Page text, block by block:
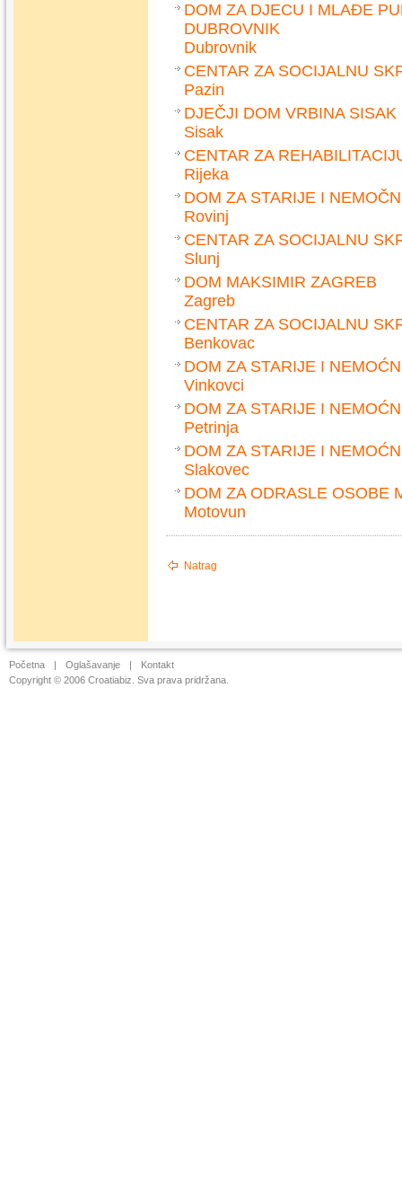
DOM ZA DJECU I MLAĐE
DUBROVNIK
Dubrovnik
CENTAR ZA SOCIJALNU
Pazin
DJEČJI DOM VRBINA SISAK
Sisak
CENTAR ZA
Rijeka
DOM ZA STARIJE I
Rovinj
CENTAR ZA SOCIJALNU
Slunj
DOM MAKSIMIR ZAGREB
Zagreb
CENTAR ZA SOCIJALNU
Benkovac
DOM ZA STARIJE I
Vinkovci
DOM ZA STARIJE I
Petrinja
DOM ZA STARIJE I
Slakovec
DOM ZA ODRASLE OSOBE
Motovun
Natrag
Početna | Oglašavanje |
Kontakt
Copyright © 2006 Croatiabiz. Sva prava pridržana.